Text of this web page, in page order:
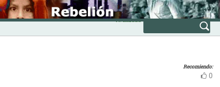
Skip
to
content
INICIO
Avanzada
Recomiendo:
0